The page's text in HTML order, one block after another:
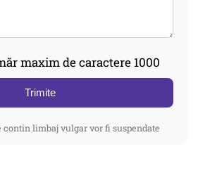
maxim de caractere 1000
Trimite
limbaj vulgar vor fi suspendate